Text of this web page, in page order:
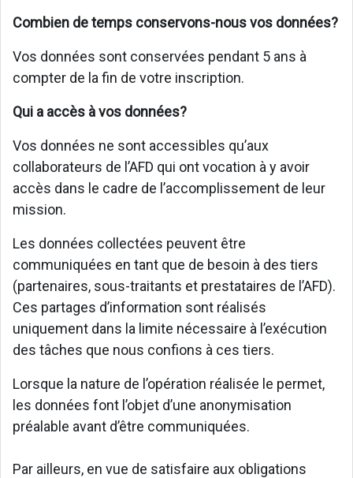
Combien de temps conservons-nous vos données?
Vos données sont conservées pendant 5 ans à
compter de la fin de votre inscription.
Qui a accès à vos données?
Vos données ne sont accessibles qu’aux
collaborateurs de l’AFD qui ont vocation à y avoir
accès dans le cadre de l’accomplissement de leur
mission.
Les données collectées peuvent être
communiquées en tant que de besoin à des tiers
(partenaires, sous-traitants et prestataires de l’AFD).
Ces partages d’information sont réalisés
uniquement dans la limite nécessaire à l’exécution
des tâches que nous confions à ces tiers.
Lorsque la nature de l’opération réalisée le permet,
les données font l’objet d’une anonymisation
préalable avant d’être communiquées.
Par ailleurs, en vue de satisfaire aux obligations